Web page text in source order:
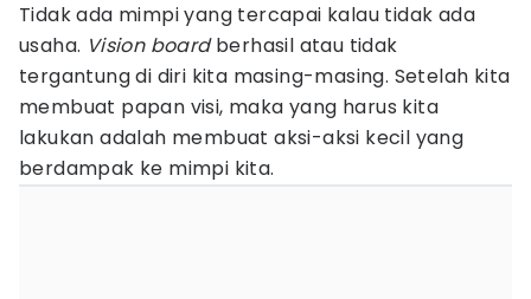
Tidak ada mimpi yang tercapai kalau tidak ada
usaha. Vision boardberhasil atau tidak
tergantung di diri kita masing-masing. Setelah kita
membuat papan visi, maka yang harus kita
lakukan adalah membuat aksi-aksi kecil yang
berdampak ke mimpi kita.